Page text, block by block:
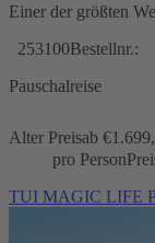
Einer der größten
253100Bestellnr.:
Pauschalreise
Alter Preisab €
pro Person
TUI MAGIC LIFE